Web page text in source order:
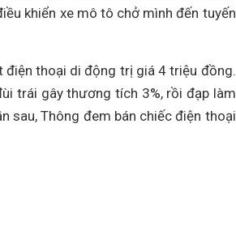
khiển xe mô tô chở mình đến tuyến
điện thoại di động trị giá 4 triệu đồng.
trái gây thương tích 3%, rồi đạp làm
sau, Thông đem bán chiếc điện thoại